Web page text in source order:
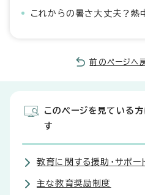
これからの暑さ大丈夫？熱
前のページへ
このページを見ている
す
教育に関する援助・サポー
主な教育奨励制度